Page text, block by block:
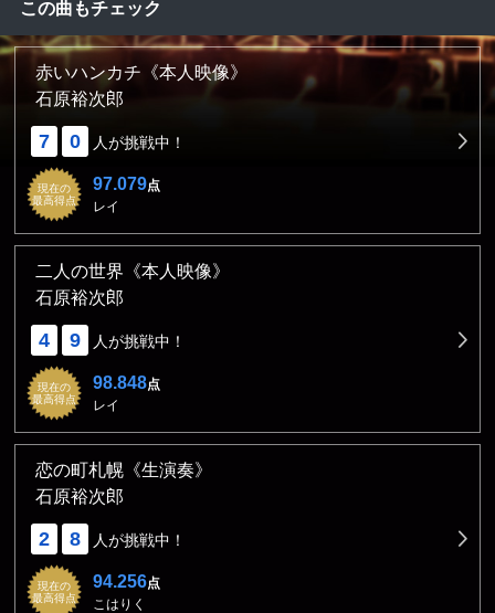
この曲もチェック
赤いハンカチ《本人映像》
石原裕次郎
7 0 人が挑戦中！
現在の
最高得点
97.079点
レイ
二人の世界《本人映像》
石原裕次郎
4 9 人が挑戦中！
現在の
最高得点
98.848点
レイ
恋の町札幌《生演奏》
石原裕次郎
2 8 人が挑戦中！
現在の
最高得点
94.256点
こはりく